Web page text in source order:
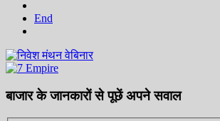
End
बाजार के जानकारों से पूछें अपने सवाल